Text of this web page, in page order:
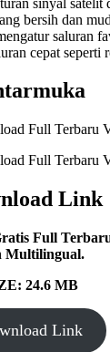
bersih dan
saluran
cepat seperti
Link
Full
Multilingual.
24.6 MB
Link